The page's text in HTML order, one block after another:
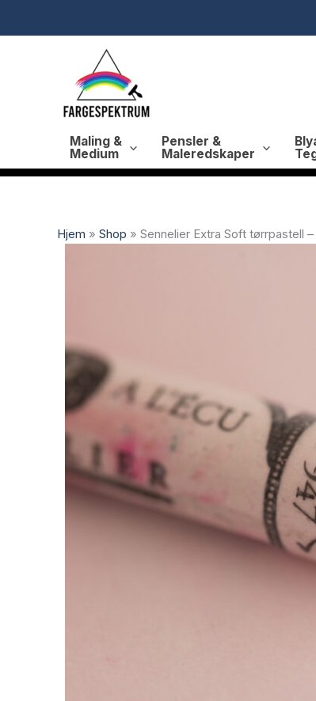
Maling &
Medium
Pensler &
Maleredskaper
Hjem » Shop » Sennelier Extra Soft tørrpastell